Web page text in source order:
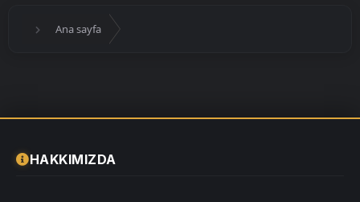
Ana sayfa
HAKKIMIZDA